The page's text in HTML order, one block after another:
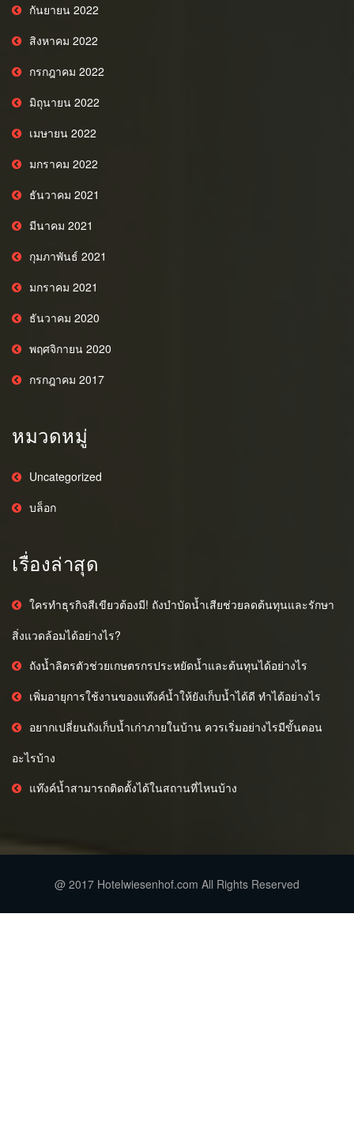
กันยายน 2022
สิงหาคม 2022
กรกฎาคม 2022
มิถุนายน 2022
เมษายน 2022
มกราคม 2022
ธันวาคม 2021
มีนาคม 2021
กุมภาพันธ์ 2021
มกราคม 2021
ธันวาคม 2020
พฤศจิกายน 2020
กรกฎาคม 2017
หมวดหมู่
Uncategorized
บล็อก
เรื่องล่าสุด
ใครทำธุรกิจสีเขียวต้องมี! ถังบำบัดน้ำเสียช่วยลดต้นทุนและรักษา
สิ่งแวดล้อมได้อย่างไร?
ถังน้ำลิตรตัวช่วยเกษตรกรประหยัดน้ำและต้นทุนได้อย่างไร
เพิ่มอายุการใช้งานของแท๊งค์น้ำให้ยังเก็บน้ำได้ดี ทำได้อย่างไร
อยากเปลี่ยนถังเก็บน้ำเก่าภายในบ้าน ควรเริ่มอย่างไรมีขั้นตอน
อะไรบ้าง
แท๊งค์น้ำสามารถติดตั้งได้ในสถานที่ไหนบ้าง
@ 2017 Hotelwiesenhof.com All Rights Reserved